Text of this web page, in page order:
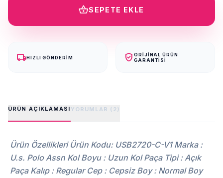
shopping_basketSEPETE EKLE
local_shippingHIZLI GÖNDERIM verified_user ORIJINAL ÜRÜN
GARANTISI
ÜRÜN AÇIKLAMASIYORUMLAR (2)
Ürün Özellikleri Ürün Kodu: USB2720-C-V1 Marka :
U.s. Polo Assn Kol Boyu : Uzun Kol Paça Tipi : Açık
Paça Kalıp : Regular Cep : Cepsiz Boy : Normal Boy